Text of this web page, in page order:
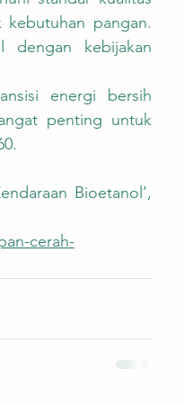
kebutuhan pangan.
dengan kebijakan
penting untuk
Bioetanol’,
cerah-